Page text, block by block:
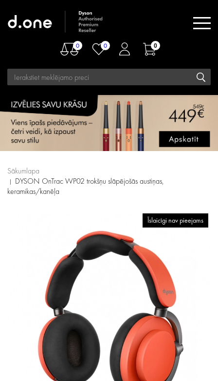
0 0 0
Sākumlapa
DYSON OnTrac WP02 trokšņu slāpējošās austiņas,
keramikas/kanēļa
Īslaicīgi nav pieejams